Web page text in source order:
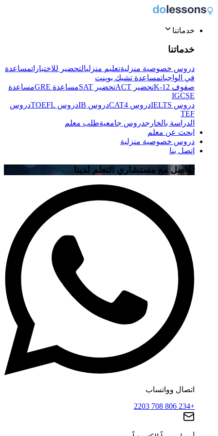
خدماتنا
خدماتنا
دروس خصوصية منزليةتعليم منزليالتحضير للاختباراتمساعدة
في الواجباتمساعدة تشيك بوينت
صفوف K-12
تحضير ACT تحضير SAT مساعدة GRE
مساعدة
IGCSE
دروس IELTS
دروس CAT4 دروس IB دروس TOEFL
دروس
TEF
الدراسة بالخارجدروس جامعيةطلب معلم
ابحث عن معلم
دروس خصوصية منزلية
اتصل بنا
تواصل مع مستشاري التعلم لدينا
اتصال وواتساب
+234 806 708 2203